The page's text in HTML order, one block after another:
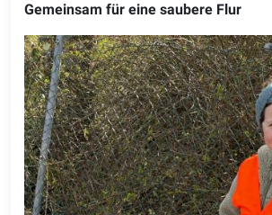
Gemeinsam für eine saubere Flur